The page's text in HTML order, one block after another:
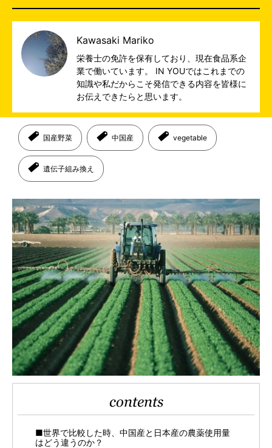
Kawasaki Mariko
栄養士の免許を保有しており、現在食品系企
業で働いています。 IN YOUではこれまでの
知識や私だからこそ発信できる内容を皆様に
お伝えできたらと思います。
国産野菜 中国産 vegetable
遺伝子組み換え
contents
■世界で比較した時、中国産と日本産の農薬使用量
はどう違うのか？